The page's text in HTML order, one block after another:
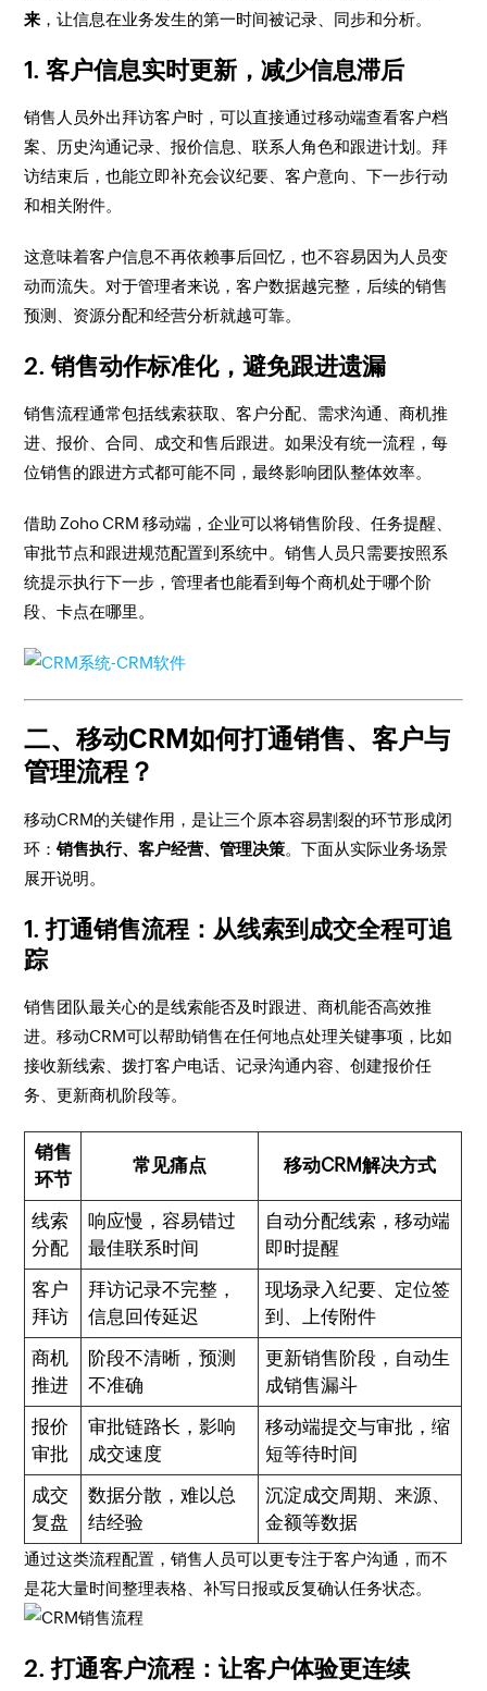
来 ，让信息在业务发生的第一时间被记录、同步和分析。
1. 客户信息实时更新，减少信息滞后
销售人员外出拜访客户时，可以直接通过移动端查看客户档
案、历史沟通记录、报价信息、联系人角色和跟进计划。拜
访结束后，也能立即补充会议纪要、客户意向、下一步行动
和相关附件。
这意味着客户信息不再依赖事后回忆，也不容易因为人员变
动而流失。对于管理者来说，客户数据越完整，后续的销售
预测、资源分配和经营分析就越可靠。
2. 销售动作标准化，避免跟进遗漏
销售流程通常包括线索获取、客户分配、需求沟通、商机推
进、报价、合同、成交和售后跟进。如果没有统一流程，每
位销售的跟进方式都可能不同，最终影响团队整体效率。
借助 Zoho CRM 移动端，企业可以将销售阶段、任务提醒、
审批节点和跟进规范配置到系统中。销售人员只需要按照系
统提示执行下一步，管理者也能看到每个商机处于哪个阶
段、卡点在哪里。
二、移动CRM如何打通销售、客户与
管理流程？
移动CRM的关键作用，是让三个原本容易割裂的环节形成闭
环：销售执行、客户经营、管理决策。下面从实际业务场景
展开说明。
1. 打通销售流程：从线索到成交全程可追
踪
销售团队最关心的是线索能否及时跟进、商机能否高效推
进。移动CRM可以帮助销售在任何地点处理关键事项，比如
接收新线索、拨打客户电话、记录沟通内容、创建报价任
务、更新商机阶段等。
销售
环节
常见痛点 移动CRM解决方式
线索
分配
响应慢，容易错过
最佳联系时间
自动分配线索，移动端
即时提醒
客户
拜访
拜访记录不完整，
信息回传延迟
现场录入纪要、定位签
到、上传附件
商机
推进
阶段不清晰，预测
不准确
更新销售阶段，自动生
成销售漏斗
报价
审批
审批链路长，影响
成交速度
移动端提交与审批，缩
短等待时间
成交
复盘
数据分散，难以总
结经验
沉淀成交周期、来源、
金额等数据
通过这类流程配置，销售人员可以更专注于客户沟通，而不
是花大量时间整理表格、补写日报或反复确认任务状态。
2. 打通客户流程：让客户体验更连续